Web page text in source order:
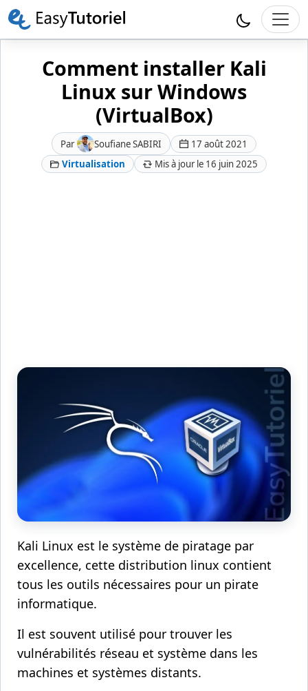
Comment installer Kali
Linux sur Windows
(VirtualBox)
Par Soufiane SABIRI
17 août 2021
Virtualisation
Mis à jour le 16 juin 2025
Kali Linux est le système de piratage par
excellence, cette distribution linux contient
tous les outils nécessaires pour un pirate
informatique.
Il est souvent utilisé pour trouver les
vulnérabilités réseau et système dans les
machines et systèmes distants.